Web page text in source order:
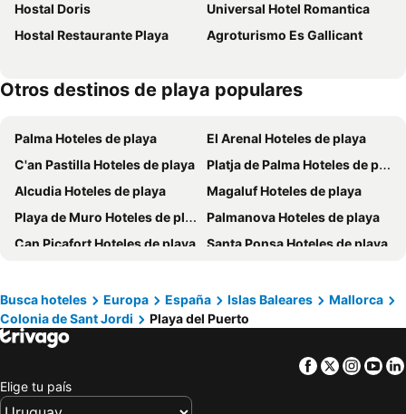
Hostal Doris
Universal Hotel Romantica
Hostal Restaurante Playa
Agroturismo Es Gallicant
Otros destinos de playa populares
Palma Hoteles de playa
El Arenal Hoteles de playa
C'an Pastilla Hoteles de playa
Platja de Palma Hoteles de playa
Alcudia Hoteles de playa
Magaluf Hoteles de playa
Playa de Muro Hoteles de playa
Palmanova Hoteles de playa
Can Picafort Hoteles de playa
Santa Ponsa Hoteles de playa
Cala d´Or Hoteles de playa
Cala Ratjada Hoteles de playa
Colonia de Sant Jordi Hoteles de playa
Santa Margarita Hoteles de playa
Calvia Hoteles de playa
S'Illot Hoteles de playa
Sa Coma Hoteles de playa
Busca hoteles Europa España Islas Baleares
Mallorca
Colonia de Sant Jordi
Playa del Puerto
Facebook
Twitter
Elige tu país